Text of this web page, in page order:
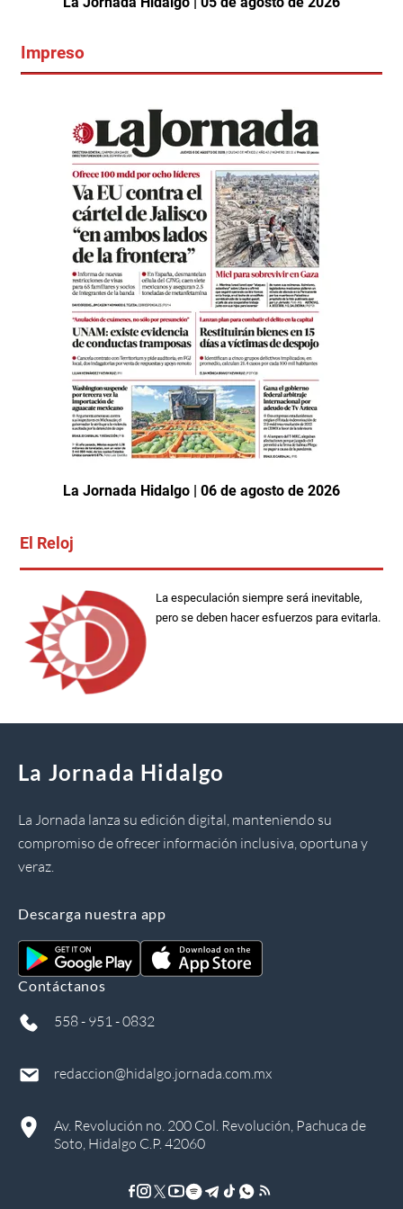
Impreso
La Jornada Hidalgo | 06 de agosto de 2026
El Reloj
La especulación siempre será inevitable,
pero se deben hacer esfuerzos para evitarla.
La Jornada Hidalgo
La Jornada lanza su edición digital, manteniendo su
compromiso de ofrecer información inclusiva, oportuna y
veraz.
Descarga nuestra app
Contáctanos
558 - 951 - 0832
redaccion@hidalgo.jornada.com.mx
Av. Revolución no. 200 Col. Revolución, Pachuca de
Soto, Hidalgo C.P. 42060